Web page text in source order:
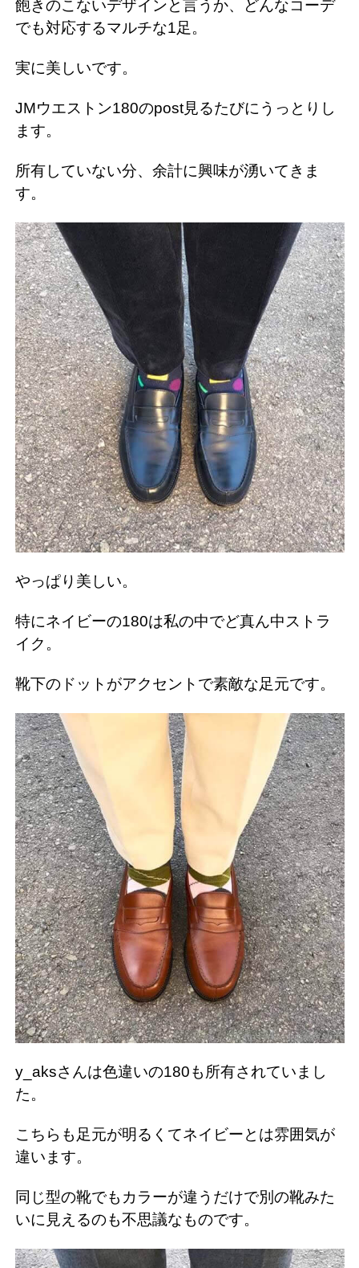
飽きのこないデザインと言うか、どんなコーデ
でも対応するマルチな1足。
実に美しいです。
JMウエストン180のpost見るたびにうっとりし
ます。
所有していない分、余計に興味が湧いてきま
す。
やっぱり美しい。
特にネイビーの180は私の中でど真ん中ストラ
イク。
靴下のドットがアクセントで素敵な足元です。
y_aksさんは色違いの180も所有されていまし
た。
こちらも足元が明るくてネイビーとは雰囲気が
違います。
同じ型の靴でもカラーが違うだけで別の靴みた
いに見えるのも不思議なものです。